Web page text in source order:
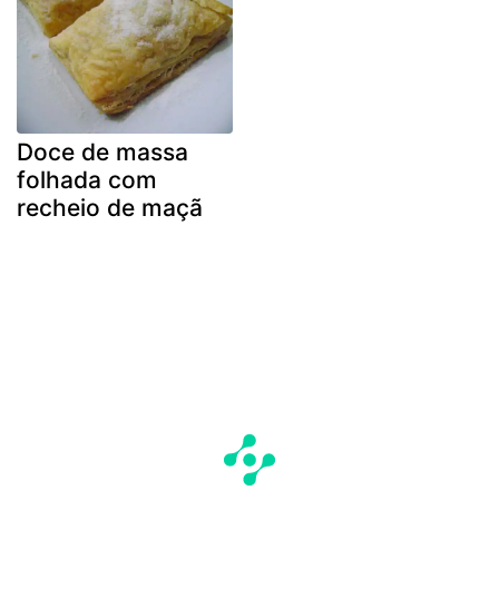
Doce de massa
folhada com
recheio de maçã